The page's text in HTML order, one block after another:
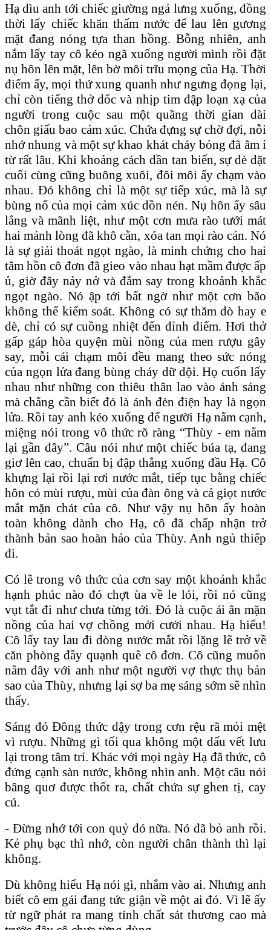
Hạ dìu anh tới chiếc giường ngả lưng xuống, đồng
thời lấy chiếc khăn thấm nước để lau lên gương
mặt đang nóng tựa than hồng. Bỗng nhiên, anh
nắm lấy tay cô kéo ngã xuống người mình rồi đặt
nụ hôn lên mặt, lên bờ môi trĩu mọng của Hạ. Thời
điểm ấy, mọi thứ xung quanh như ngưng đọng lại,
chỉ còn tiếng thở dốc và nhịp tim đập loạn xạ của
người trong cuộc sau một quãng thời gian dài
chôn giấu bao cảm xúc. Chứa đựng sự chờ đợi, nỗi
nhớ nhung và một sự khao khát cháy bỏng đã âm ỉ
từ rất lâu. Khi khoảng cách dần tan biến, sự dè dặt
cuối cùng cũng buông xuôi, đôi môi ấy chạm vào
nhau. Đó không chỉ là một sự tiếp xúc, mà là sự
bùng nổ của mọi cảm xúc dồn nén. Nụ hôn ấy sâu
lắng và mãnh liệt, như một cơn mưa rào tưới mát
hai mảnh lòng đã khô cằn, xóa tan mọi rào cản. Nó
là sự giải thoát ngọt ngào, là minh chứng cho hai
tâm hồn cô đơn đã gieo vào nhau hạt mầm được ấp
ủ, giờ đây nảy nở và đắm say trong khoảnh khắc
ngọt ngào. Nó ập tới bất ngờ như một cơn bão
không thể kiểm soát. Không có sự thăm dò hay e
dè, chỉ có sự cuồng nhiệt đến đỉnh điểm. Hơi thở
gấp gáp hòa quyện mùi nồng của men rượu gây
say, mỗi cái chạm môi đều mang theo sức nóng
của ngọn lửa đang bùng cháy dữ dội. Họ cuốn lấy
nhau như những con thiêu thân lao vào ánh sáng
mà chẳng cần biết đó là ánh đèn điện hay là ngọn
lửa. Rồi tay anh kéo xuống để người Hạ nằm cạnh,
miệng nói trong vô thức rõ ràng “Thùy - em nằm
lại gần đây”. Câu nói như một chiếc búa tạ, đang
giơ lên cao, chuẩn bị đập thẳng xuống đầu Hạ. Cô
khựng lại rồi lại rơi nước mắt, tiếp tục bằng chiếc
hôn có mùi rượu, mùi của đàn ông và cả giọt nước
mắt mặn chát của cô. Như vậy nụ hôn ấy hoàn
toàn không dành cho Hạ, cô đã chấp nhận trở
thành bản sao hoàn hảo của Thùy. Anh ngủ thiếp
đi.
Có lẽ trong vô thức của cơn say một khoảnh khắc
hạnh phúc nào đó chợt ùa về le lói, rồi nó cũng
vụt tắt đi như chưa từng tới. Đó là cuộc ái ân mặn
nồng của hai vợ chồng mới cưới nhau. Hạ hiểu!
Cô lấy tay lau đi dòng nước mắt rồi lặng lẽ trở về
căn phòng đầy quạnh quẽ cô đơn. Cô cũng muốn
nằm đây với anh như một người vợ thực thụ bản
sao của Thùy, nhưng lại sợ ba mẹ sáng sớm sẽ nhìn
thấy.
Sáng đó Đông thức dậy trong cơn rệu rã mỏi mệt
vì rượu. Những gì tối qua không một dấu vết lưu
lại trong tâm trí. Khác với mọi ngày Hạ đã thức, cô
đứng cạnh sàn nước, không nhìn anh. Một câu nói
bâng quơ được thốt ra, chất chứa sự ghen tị, cay
cú.
- Đừng nhớ tới con quỷ đó nữa. Nó đã bỏ anh rồi.
Kẻ phụ bạc thì nhớ, còn người chân thành thì lại
không.
Dù không hiểu Hạ nói gì, nhắm vào ai. Nhưng anh
biết cô em gái đang tức giận về một ai đó. Vì lẽ ấy
từ ngữ phát ra mang tính chất sát thương cao mà